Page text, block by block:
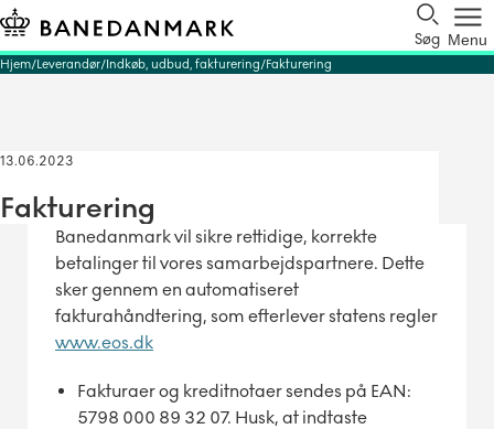
Søg Menu
Hjem Leverandør Indkøb, udbud, fakturering Fakturering
13.06.2023
Fakturering
Banedanmark vil sikre rettidige, korrekte
betalinger til vores samarbejdspartnere. Dette
sker gennem en automatiseret
fakturahåndtering, som efterlever statens regler
www.eos.dk
Fakturaer og kreditnotaer sendes på EAN:
5798 000 89 32 07. Husk, at indtaste